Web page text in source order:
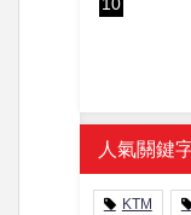
人氣關鍵
KTM